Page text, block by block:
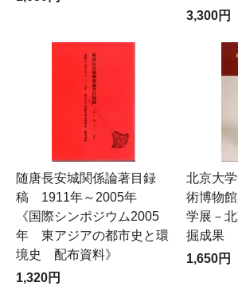
3,300円
随唐長安城関係論著目録
稿 1911年～2005年
《国際シンポジウム2005
年 東アジアの都市史と環
境史 配布資料》
1,320円
北京大
術博物
学展－
掘成果
1,650円